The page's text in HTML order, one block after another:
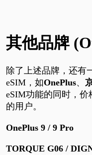
其他品牌
除了上述品牌，还有
eSIM，如OnePlus、
eSIM功能的同时，价
的用户。
OnePlus 9 / 9 Pro
TORQUE G06 /